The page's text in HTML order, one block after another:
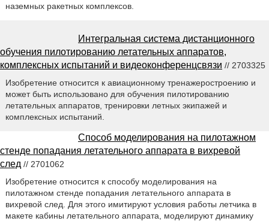
наземных ракетных комплексов.
Интегральная система дистанционного
обучения пилотированию летательных аппаратов,
комплексных испытаний и видеоконференцсвязи // 2703325
Изобретение относится к авиационному тренажеростроению и
может быть использовано для обучения пилотированию
летательных аппаратов, тренировки летных экипажей и
комплексных испытаний.
Способ моделирования на пилотажном
стенде попадания летательного аппарата в вихревой
след // 2701062
Изобретение относится к способу моделирования на
пилотажном стенде попадания летательного аппарата в
вихревой след. Для этого имитируют условия работы летчика в
макете кабины летательного аппарата, моделируют динамику